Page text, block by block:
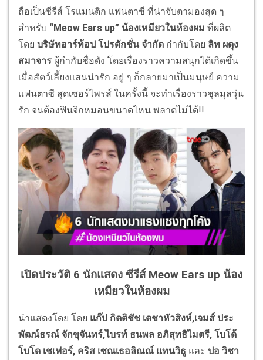
ถือเป็นซีรีส์ โรแมนติก แฟนตาซี ที่น่าจับตามองสุด ๆ
สำหรับ “Meow Ears up” น้องเหมียวในห้องผม ที่ผลิต
โดย บริษัทอาร์ท้อป โปรดักชั่น จำกัด กำกับโดย ลิท ผดุง
สมาจาร ผู้กำกับชื่อดัง โดยเรื่องราวความสนุกได้เกิดขึ้น
เมื่อสัตว์เลี้ยงแสนน่ารัก อยู่ ๆ ก็กลายมาเป็นมนุษย์ ความ
แฟนตาซี สุดเซอร์ไพรส์ ในครั้งนี้ จะทำเรื่องราวชุลมุลวุ่น
รัก จนต้องฟินจิกหมอนขนาดไหน พลาดไม่ได้!!
เปิดประวัติ 6 นักแสดง ซีรีส์ Meow Ears up น้อง
เหมียวในห้องผม
นำแสดงโดย โดย แก๊ป กิตติชัช เตชาหัวสิงห์,เจมส์ ประ
พัฒน์ธรณ์ จักขุจันทร์,ไบรท์ ธนพล อภิสุทธิไมตรี, โบโด้
โบโด เชเฟอร์, คริส เซณเธอลิณณ์ แทนวิธู และ ปอ วิชา